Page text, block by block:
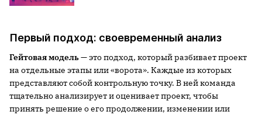
Первый подход: своевременный анализ
Гейтовая модель— это подход, который разбивает проект
на отдельные этапы или «ворота». Каждые из которых
представляют собой контрольную точку. В ней команда
тщательно анализирует и оценивает проект, чтобы
принять решение о его продолжении, изменении или